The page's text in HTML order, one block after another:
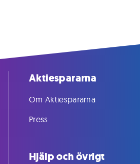
Aktiespararna
Om Aktiespararna
Press
Hjälp och övrigt